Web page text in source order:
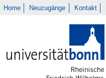
Home Neuzugänge Kontakt